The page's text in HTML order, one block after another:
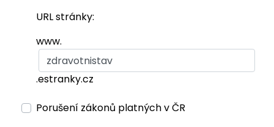
URL stránky:
www.
.estranky.cz
Porušení zákonů platných v ČR